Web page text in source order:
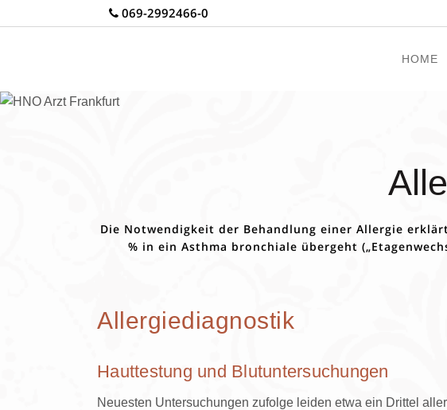
069-2992466-0
HOME
Die Notwendigkeit der Behandlung einer Allergie
% in ein Asthma bronchiale übergeht
Allergiediagnostik
Hauttestung und Blutuntersuchungen
Neuesten Untersuchungen zufolge leiden etwa ein Drittel